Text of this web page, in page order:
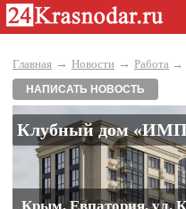
Главная → Новости → Работа →
НАПИСАТЬ НОВОСТЬ
Клубный дом